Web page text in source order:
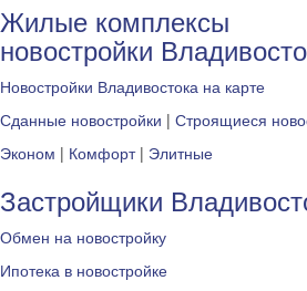
Жилые комплексы
новостройки
Новостройки Владивостока на карте
Сданные новостройки | Строящиеся
Эконом | Комфорт| Элитные
Застройщики
Обмен на новостройку
Ипотека в новостройке